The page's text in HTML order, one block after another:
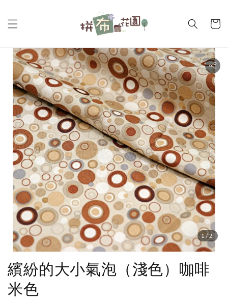
1/2
繽紛的大小氣泡（淺色）咖啡
米色